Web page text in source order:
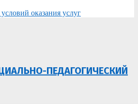
оказания услуг
ПЕДАГОГИЧЕСКИЙ